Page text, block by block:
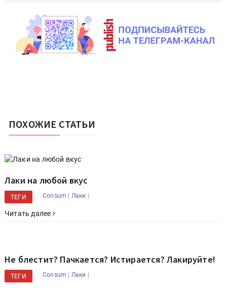
ПОХОЖИЕ СТАТЬИ
Лаки на любой вкус
ТЕГИ Consum | Лаки |
Читать далее
Не блестит? Пачкается? Истирается? Лакируйте!
ТЕГИ Consum | Лаки |